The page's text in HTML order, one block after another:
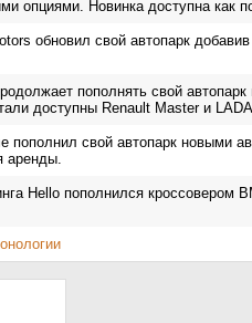
опциями. Новинка доступна как
обновил свой автопарк
пополнять свой
доступны Renault Master и
пополнил свой автопарк новыми
аренды.
Hello пополнился кроссовером